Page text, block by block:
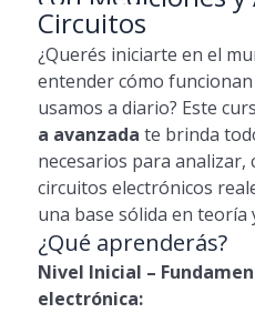
Circuitos
¿Querés iniciarte en el
entender cómo
usamos a diario? Este
a avanzada te brinda
necesarios para
circuitos electrónicos
una base sólida en teoría
¿Qué aprenderás?
Nivel Inicial –
electrónica: